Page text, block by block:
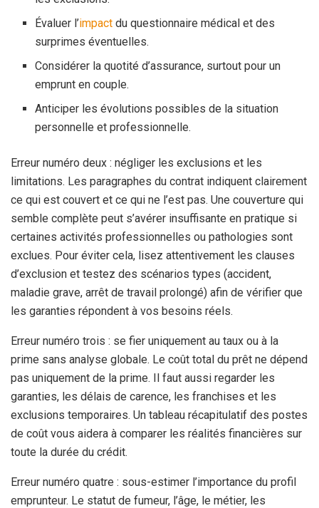
Évaluer l’impact du questionnaire médical et des
surprimes éventuelles.
Considérer la quotité d’assurance, surtout pour un
emprunt en couple.
Anticiper les évolutions possibles de la situation
personnelle et professionnelle.
Erreur numéro deux : négliger les exclusions et les
limitations. Les paragraphes du contrat indiquent clairement
ce qui est couvert et ce qui ne l’est pas. Une couverture qui
semble complète peut s’avérer insuffisante en pratique si
certaines activités professionnelles ou pathologies sont
exclues. Pour éviter cela, lisez attentivement les clauses
d’exclusion et testez des scénarios types (accident,
maladie grave, arrêt de travail prolongé) afin de vérifier que
les garanties répondent à vos besoins réels.
Erreur numéro trois : se fier uniquement au taux ou à la
prime sans analyse globale. Le coût total du prêt ne dépend
pas uniquement de la prime. Il faut aussi regarder les
garanties, les délais de carence, les franchises et les
exclusions temporaires. Un tableau récapitulatif des postes
de coût vous aidera à comparer les réalités financières sur
toute la durée du crédit.
Erreur numéro quatre : sous-estimer l’importance du profil
emprunteur. Le statut de fumeur, l’âge, le métier, les